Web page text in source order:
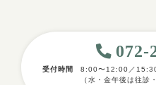
072-
受付時間
8:00〜12:00／
（水・金午後は往